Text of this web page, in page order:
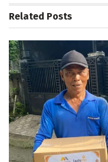
Related Posts